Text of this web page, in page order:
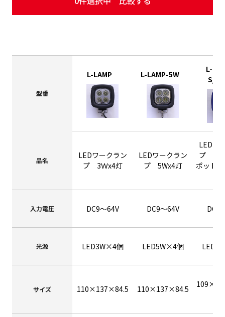
型番
品名
入力電圧
光源
サイズ
L-LAMP
LEDワークラン
プ 3Ｗx4灯
DC9～64V
LED3W×4個
110×137×84.5
L-LAMP-5W
LEDワークラン
プ 5Wx4灯
DC9～64V
LED5W×4個
110×137×84.5
L-
S/
LEDワ
プ
ポット&
DC9
LED5